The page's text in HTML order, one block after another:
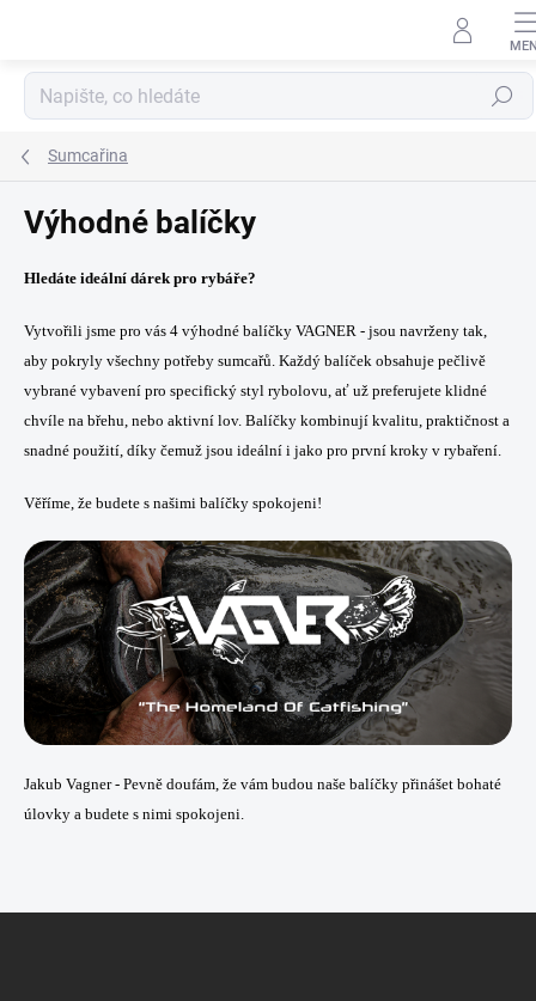
Hledat
Sumcařina
Výhodné balíčky
Hledáte ideální dárek pro rybáře?
Vytvořili jsme pro vás 4 výhodné balíčky VAGNER - jsou navrženy tak,
aby pokryly všechny potřeby sumcařů. Každý balíček obsahuje pečlivě
vybrané vybavení pro specifický styl rybolovu, ať už preferujete klidné
chvíle na břehu, nebo aktivní lov. Balíčky kombinují kvalitu, praktičnost a
snadné použití, díky čemuž jsou ideální i jako pro první kroky v rybaření.
Věříme, že budete s našimi balíčky spokojeni!
Jakub Vagner - Pevně doufám, že vám budou naše balíčky přinášet bohaté
úlovky a budete s nimi spokojeni.